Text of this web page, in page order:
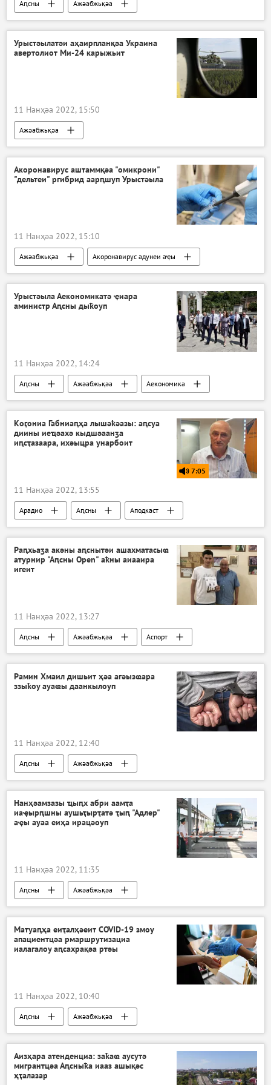
Аԥсны Ажәабжьқәа
Урыстәылатәи аҳаирпланқәа Украина
авертолиот Ми-24 карыжьит
11 Нанҳәа 2022, 15:50
Ажәабжьқәа
Урыстәыла Донбасс имҩаԥнаго арратә операциа ҷыда
Украина
ДЖәР ЛЖәР
Акоронавирус аштаммқәа "омикрони"
"дельтеи" ргибрид аарԥшуп Урыстәыла
11 Нанҳәа 2022, 15:10
Ажәабжьқәа Акоронавирус адунеи аҿы
Урыстәыла Аекономикатә ҿиара
аминистр Аԥсны дыҟоуп
11 Нанҳәа 2022, 14:24
Аԥсны Ажәабжьқәа
Аекономика
Кристина Озган
Коӷониа Габниаԥҳа лышәҟәазы: аԥсуа
диины иеҵәахә кыдшәаанӡа
иԥсҭазаара, ихәыцра унарбоит
7:05
11 Нанҳәа 2022, 13:55
Арадио Аԥсны Аподкаст
Раԥхьаӡа акәны аԥснытәи ашахматасыҩ
атурнир "Аԥсны Open" аҟны аиааира
игеит
11 Нанҳәа 2022, 13:27
Аԥсны Ажәабжьқәа Аспорт
Рамин Хмаил дишьит ҳәа агәызҩара
ззыҟоу ауаҩы даанкылоуп
11 Нанҳәа 2022, 12:40
Аԥсны Ажәабжьқәа
Нанҳәамзазы ҵыԥх абри аамҭа
иаҿырԥшны аушьҭырҭатә ҭыԥ "Адлер"
аҿы ауаа еиҳа ирацәоуп
11 Нанҳәа 2022, 11:35
Аԥсны Ажәабжьқәа
Матуаԥҳа еиҭалҳәеит COVID-19 змоу
апациентцәа рмаршрутизациа
иалагалоу аԥсахрақәа ртәы
11 Нанҳәа 2022, 10:40
Аԥсны
Ажәабжьқәа
Аҿкчымазара, алаҵаҟаҵара: акоронавирус азы Аԥсны аҭагылазаашьа
Аизҳара атенденциа: заҟаҩ аусутә
мигрантцәа Аԥсныҟа иааз ашықәс
ҳҭалазар